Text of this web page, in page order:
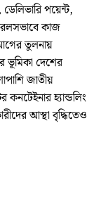
পয়েন্ট,
কাজ
তুলনায়
ভূমিকা দেশের
জাতীয়
হ্যান্ডলিং
আস্থা বৃদ্ধিতেও